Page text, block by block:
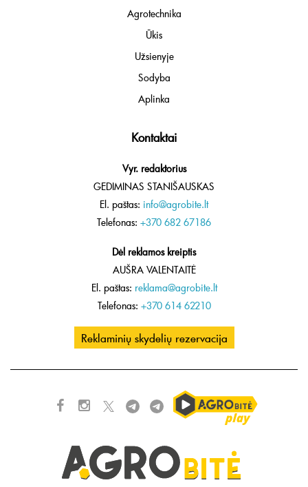
Agrotechnika
Ūkis
Užsienyje
Sodyba
Aplinka
Kontaktai
Vyr. redaktorius
GEDIMINAS STANIŠAUSKAS
El. paštas: info@agrobite.lt
Telefonas: +370 682 67186
Dėl reklamos kreiptis
AUŠRA VALENTAITĖ
El. paštas: reklama@agrobite.lt
Telefonas: +370 614 62210
Reklaminių skydelių rezervacija